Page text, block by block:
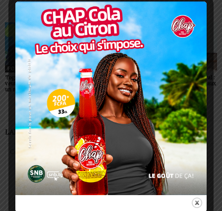
ARTICLES CONNEXES PLUS DE L'AUTEUR
POLITIQUE
Togo: Faure Gnassingbé
veut faire du ciel africain
un moteur de prospérité
POLITIQUE
Togo : visa supprimé pour
tous les Africains
POLITIQUE
Togo/ Corps préfectoral :
neuf nouvelles figures aux
commandes
LAISSER UN COMMENTAIRE